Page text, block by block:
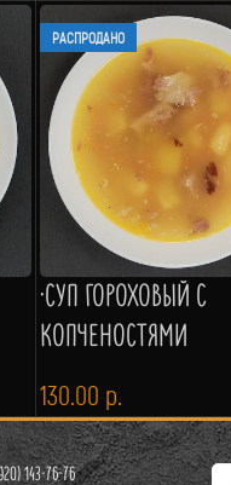
РАСПРОДАНО
·СУП ГОРОХОВЫЙ С
КОПЧЕНОСТЯМИ
130.00 р.
143-76-76